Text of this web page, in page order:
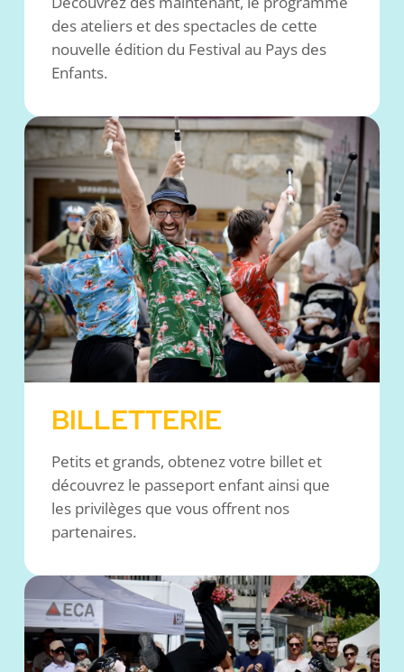
des ateliers et des spectacles de cette
nouvelle édition du Festival au Pays des
Enfants.
BILLETTERIE
Petits et grands, obtenez votre billet et
découvrez le passeport enfant ainsi que
les privilèges que vous offrent nos
partenaires.